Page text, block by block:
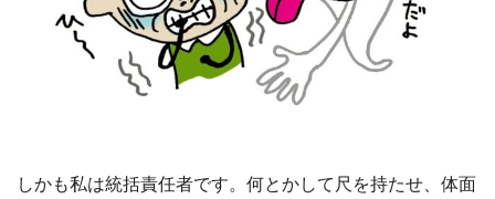
しかも私は統括責任者です。何とかして尺を持たせ、体面